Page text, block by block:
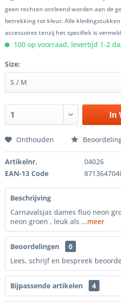
geen rechten ontleend worden aan de
betrekking tot kleur. Alle
accessoires tenzij het specifiek is
100 op voorraad, levertijd 1-2
Size:
In
Onthouden
Artikelnr.
04026
EAN-13 Code
Beschrijving
Carnavalsjas dames fluo neon
neon groen , leuk als ...meer
Beoordelingen
0
Lees, schrijf en bespreek
Bijpassende artikelen 4